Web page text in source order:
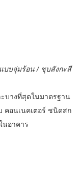
บบจุ่มร้อน / ชุบสังกะสี
ะบางที่สุดในมาตรฐาน
คอนเนคเตอร์ ชนิดสก
นอาคาร